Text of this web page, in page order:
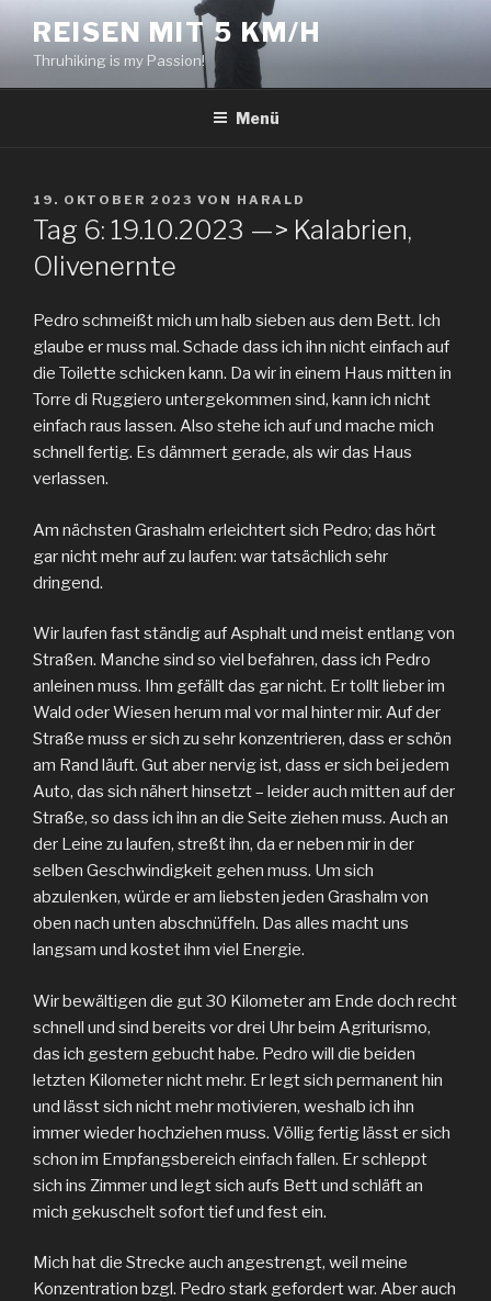
Inhalt
springen
REISEN MIT 5 KM/H
Thruhiking is my Passion!
Menü
VERÖFFENTLICHT
AM
19. OKTOBER 2023 VON HARALD
Tag 6: 19.10.2023 —> Kalabrien,
Olivenernte
Pedro schmeißt mich um halb sieben aus dem Bett. Ich
glaube er muss mal. Schade dass ich ihn nicht einfach auf
die Toilette schicken kann. Da wir in einem Haus mitten in
Torre di Ruggiero untergekommen sind, kann ich nicht
einfach raus lassen. Also stehe ich auf und mache mich
schnell fertig. Es dämmert gerade, als wir das Haus
verlassen.
Am nächsten Grashalm erleichtert sich Pedro; das hört
gar nicht mehr auf zu laufen: war tatsächlich sehr
dringend.
Wir laufen fast ständig auf Asphalt und meist entlang von
Straßen. Manche sind so viel befahren, dass ich Pedro
anleinen muss. Ihm gefällt das gar nicht. Er tollt lieber im
Wald oder Wiesen herum mal vor mal hinter mir. Auf der
Straße muss er sich zu sehr konzentrieren, dass er schön
am Rand läuft. Gut aber nervig ist, dass er sich bei jedem
Auto, das sich nähert hinsetzt – leider auch mitten auf der
Straße, so dass ich ihn an die Seite ziehen muss. Auch an
der Leine zu laufen, streßt ihn, da er neben mir in der
selben Geschwindigkeit gehen muss. Um sich
abzulenken, würde er am liebsten jeden Grashalm von
oben nach unten abschnüffeln. Das alles macht uns
langsam und kostet ihm viel Energie.
Wir bewältigen die gut 30 Kilometer am Ende doch recht
schnell und sind bereits vor drei Uhr beim Agriturismo,
das ich gestern gebucht habe. Pedro will die beiden
letzten Kilometer nicht mehr. Er legt sich permanent hin
und lässt sich nicht mehr motivieren, weshalb ich ihn
immer wieder hochziehen muss. Völlig fertig lässt er sich
schon im Empfangsbereich einfach fallen. Er schleppt
sich ins Zimmer und legt sich aufs Bett und schläft an
mich gekuschelt sofort tief und fest ein.
Mich hat die Strecke auch angestrengt, weil meine
Konzentration bzgl. Pedro stark gefordert war. Aber auch